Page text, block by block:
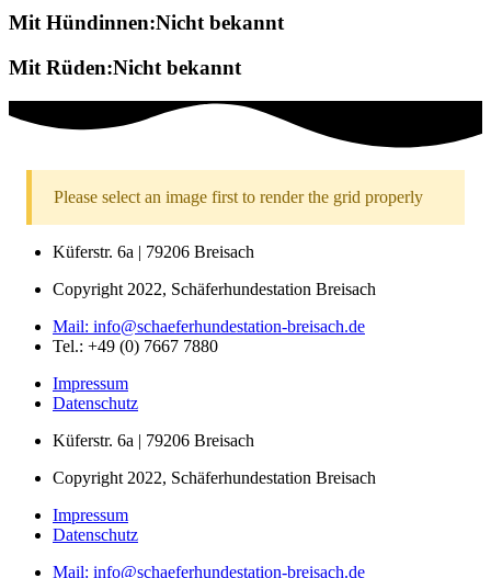
Mit Hündinnen:Nicht bekannt
Mit Rüden:Nicht bekannt
Please select an image first to render the grid properly
Küferstr. 6a | 79206 Breisach
Copyright 2022, Schäferhundestation Breisach
Mail: info@schaeferhundestation-breisach.de
Tel.: +49 (0) 7667 7880
Impressum
Datenschutz
Küferstr. 6a | 79206 Breisach
Copyright 2022, Schäferhundestation Breisach
Impressum
Datenschutz
Mail: info@schaeferhundestation-breisach.de